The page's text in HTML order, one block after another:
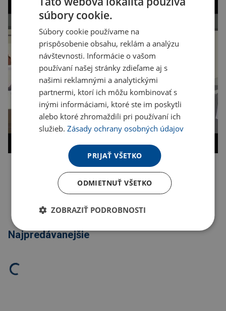
Kopírovať odkaz
Najpredávanejšie
súbory cookie.
Súbory cookie používame na
prispôsobenie obsahu, reklám a analýzu
návštevnosti. Informácie o vašom
používaní našej stránky zdieľame aj s
našimi reklamnými a analytickými
partnermi, ktorí ich môžu kombinovať s
inými informáciami, ktoré ste im poskytli
alebo ktoré zhromaždili pri používaní ich
služieb.Zásady ochrany osobných údajov
PRIJAŤ VŠETKO
ODMIETNUŤ VŠETKO
ZOBRAZIŤ PODROBNOSTI